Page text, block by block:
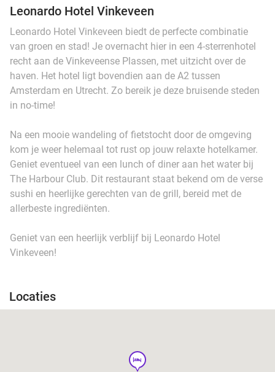
Leonardo Hotel Vinkeveen
Leonardo Hotel Vinkeveen biedt de perfecte combinatie
van groen en stad! Je overnacht hier in een 4-sterrenhotel
recht aan de Vinkeveense Plassen, met uitzicht over de
haven. Het hotel ligt bovendien aan de A2 tussen
Amsterdam en Utrecht. Zo bereik je deze bruisende steden
in no-time!
Na een mooie wandeling of fietstocht door de omgeving
kom je weer helemaal tot rust op jouw relaxte hotelkamer.
Geniet eventueel van een lunch of diner aan het water bij
The Harbour Club. Dit restaurant staat bekend om de verse
sushi en heerlijke gerechten van de grill, bereid met de
allerbeste ingrediënten.
Geniet van een heerlijk verblijf bij Leonardo Hotel
Vinkeveen!
Locaties
hotel